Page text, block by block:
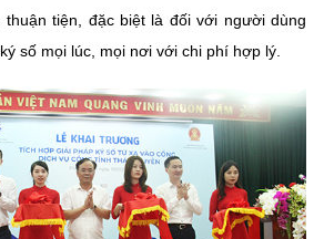
thuận tiện, đặc biệt là đối với người dùng
số mọi lúc, mọi nơi với chi phí hợp lý.